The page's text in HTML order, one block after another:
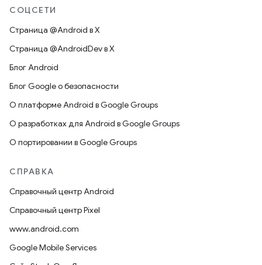
СОЦСЕТИ
Страница @Android в X
Страница @AndroidDev в X
Блог Android
Блог Google о безопасности
О платформе Android в Google Groups
О разработках для Android в Google Groups
О портировании в Google Groups
СПРАВКА
Справочный центр Android
Справочный центр Pixel
www.android.com
Google Mobile Services